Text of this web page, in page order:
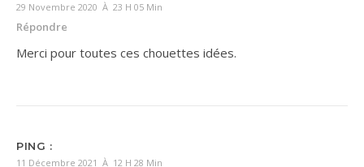
29 Novembre 2020 À 23 H 05 Min
Répondre
Merci pour toutes ces chouettes idées.
PING :
11 Décembre 2021 À 12 H 28 Min